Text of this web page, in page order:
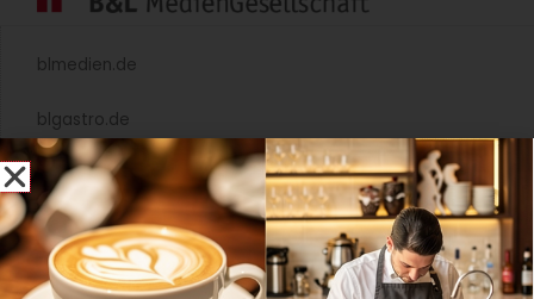
blmedien.de
blgastro.de
moproweb.de
kaeseweb.de
fleischnet.de